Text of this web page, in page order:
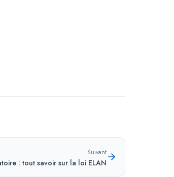
Suivant
: tout savoir sur la loi ELAN